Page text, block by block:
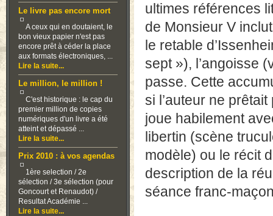
Le livre pas encore mort
A ceux qui en doutaient, le
bon vieux papier n'est pas
encore prêt à céder la place
aux formats électroniques, ...
Lire la suite...
Le million, le million !
C'est historique : le cap du
premier million de copies
numériques d'un livre a été
atteint et dépassé ...
Lire la suite...
Prix 2010 : à vos agendas
1ère selection / 2e
sélection / 3e sélection (pour
Goncourt et Renaudot) /
Resultat Académie ...
Lire la suite...
ultimes références
de Monsieur V
le retable
sept »), l’angoisse
passe. Cette
si l’auteur ne
joue habilement
libertin (scène
modèle) ou le récit
description de la
séance franc-